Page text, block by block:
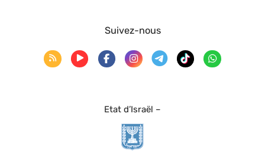
Etat d’Israël –
Suivez-nous